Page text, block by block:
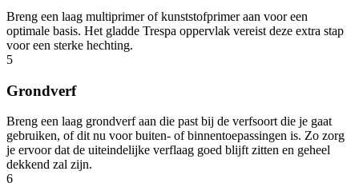
Breng een laag multiprimer of kunststofprimer aan voor een
optimale basis. Het gladde Trespa oppervlak vereist deze extra stap
voor een sterke hechting.
5
Grondverf
Breng een laag grondverf aan die past bij de verfsoort die je gaat
gebruiken, of dit nu voor buiten- of binnentoepassingen is. Zo zorg
je ervoor dat de uiteindelijke verflaag goed blijft zitten en geheel
dekkend zal zijn.
6